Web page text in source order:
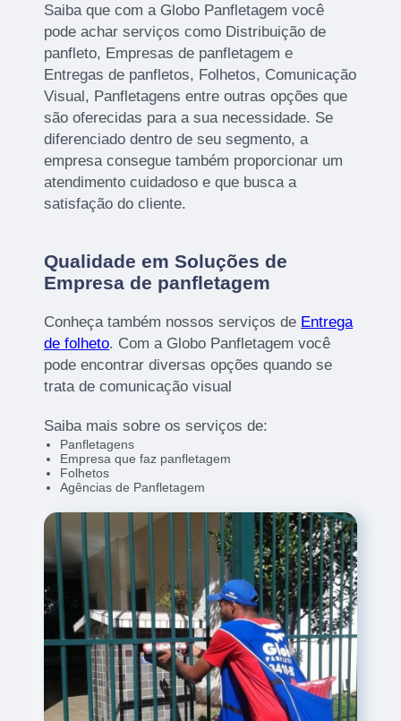
Saiba que com a Globo Panfletagem você
pode achar serviços como Distribuição de
panfleto, Empresas de panfletagem e
Entregas de panfletos, Folhetos, Comunicação
Visual, Panfletagens entre outras opções que
são oferecidas para a sua necessidade. Se
diferenciado dentro de seu segmento, a
empresa consegue também proporcionar um
atendimento cuidadoso e que busca a
satisfação do cliente.
Qualidade em Soluções de
Empresa de panfletagem
Conheça também nossos serviços de Entrega
de folheto. Com a Globo Panfletagem você
pode encontrar diversas opções quando se
trata de comunicação visual
Saiba mais sobre os serviços de:
Panfletagens
Empresa que faz panfletagem
Folhetos
Agências de Panfletagem